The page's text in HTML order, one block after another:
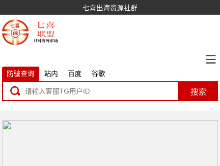
七喜出海资源社群
防骗查询 站内 百度 谷歌
搜索